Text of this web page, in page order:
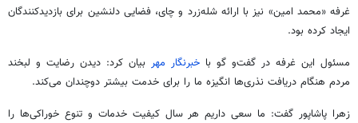
غرفه «محمد امین» نیز با ارائه شله‌زرد و چای، فضایی دلنشین برای بازدیدکنندگان
ایجاد کرده بود.
مسئول این غرفه در گفت‌و گو با خبرنگار مهر بیان کرد: دیدن رضایت و لبخند
مردم هنگام دریافت نذری‌ها انگیزه ما را برای خدمت بیشتر دوچندان می‌کند.
زهرا پاشاپور گفت: ما سعی داریم هر سال کیفیت خدمات و تنوع خوراکی‌ها را